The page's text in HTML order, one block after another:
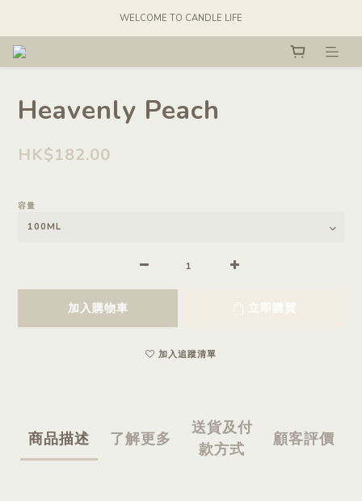
WELCOME TO CANDLE LIFE
Heavenly Peach
HK$182.00
容量
加入購物車 立即購買
加入追蹤清單
商品描述 了解更多
送貨及付
款方式
顧客評價